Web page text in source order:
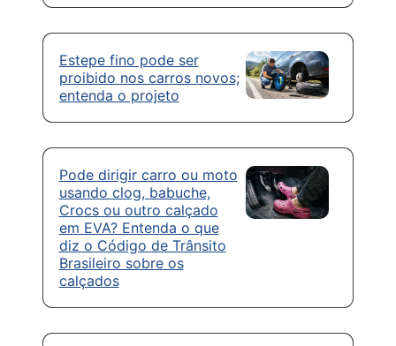
Estepe fino pode ser
proibido nos carros novos;
entenda o projeto
Pode dirigir carro ou moto
usando clog, babuche,
Crocs ou outro calçado
em EVA? Entenda o que
diz o Código de Trânsito
Brasileiro sobre os
calçados